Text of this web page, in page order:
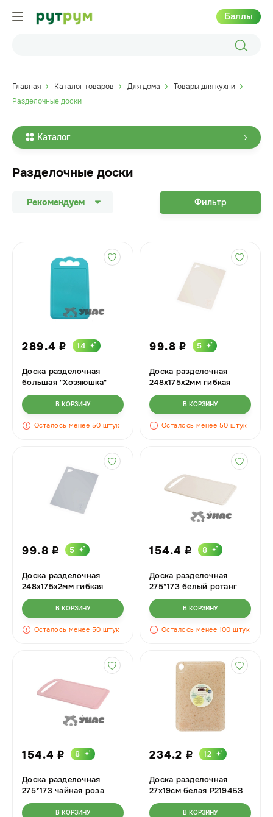
Баллы
Главная Каталог товаров Для дома
Товары для кухни
Разделочные доски
Каталог
Разделочные доски
Рекомендуем Фильтр
289.4 i 14
Доска разделочная
большая "Хозяюшка"
355х23х5
В КОРЗИНУ
Осталось менее 50 штук
99.8 i 5
Доска разделочная
248х175х2мм гибкая
Бежевый БШ8444
В КОРЗИНУ
Осталось менее 50 штук
99.8 i 5
Доска разделочная
248х175х2мм гибкая
Серый БШ8446
В КОРЗИНУ
Осталось менее 50 штук
154.4 i 8
Доска разделочная
275*173 белый ротанг
М1572
В КОРЗИНУ
Осталось менее 100 штук
154.4 i 8
Доска разделочная
275*173 чайная роза
М1572
В КОРЗИНУ
234.2 i 12
Доска разделочная
27х19см белая Р2194БЗ
х10
В КОРЗИНУ